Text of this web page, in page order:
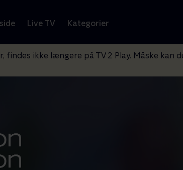
Live TV Kategorier
findes ikke længere på TV 2 Play. Måske kan